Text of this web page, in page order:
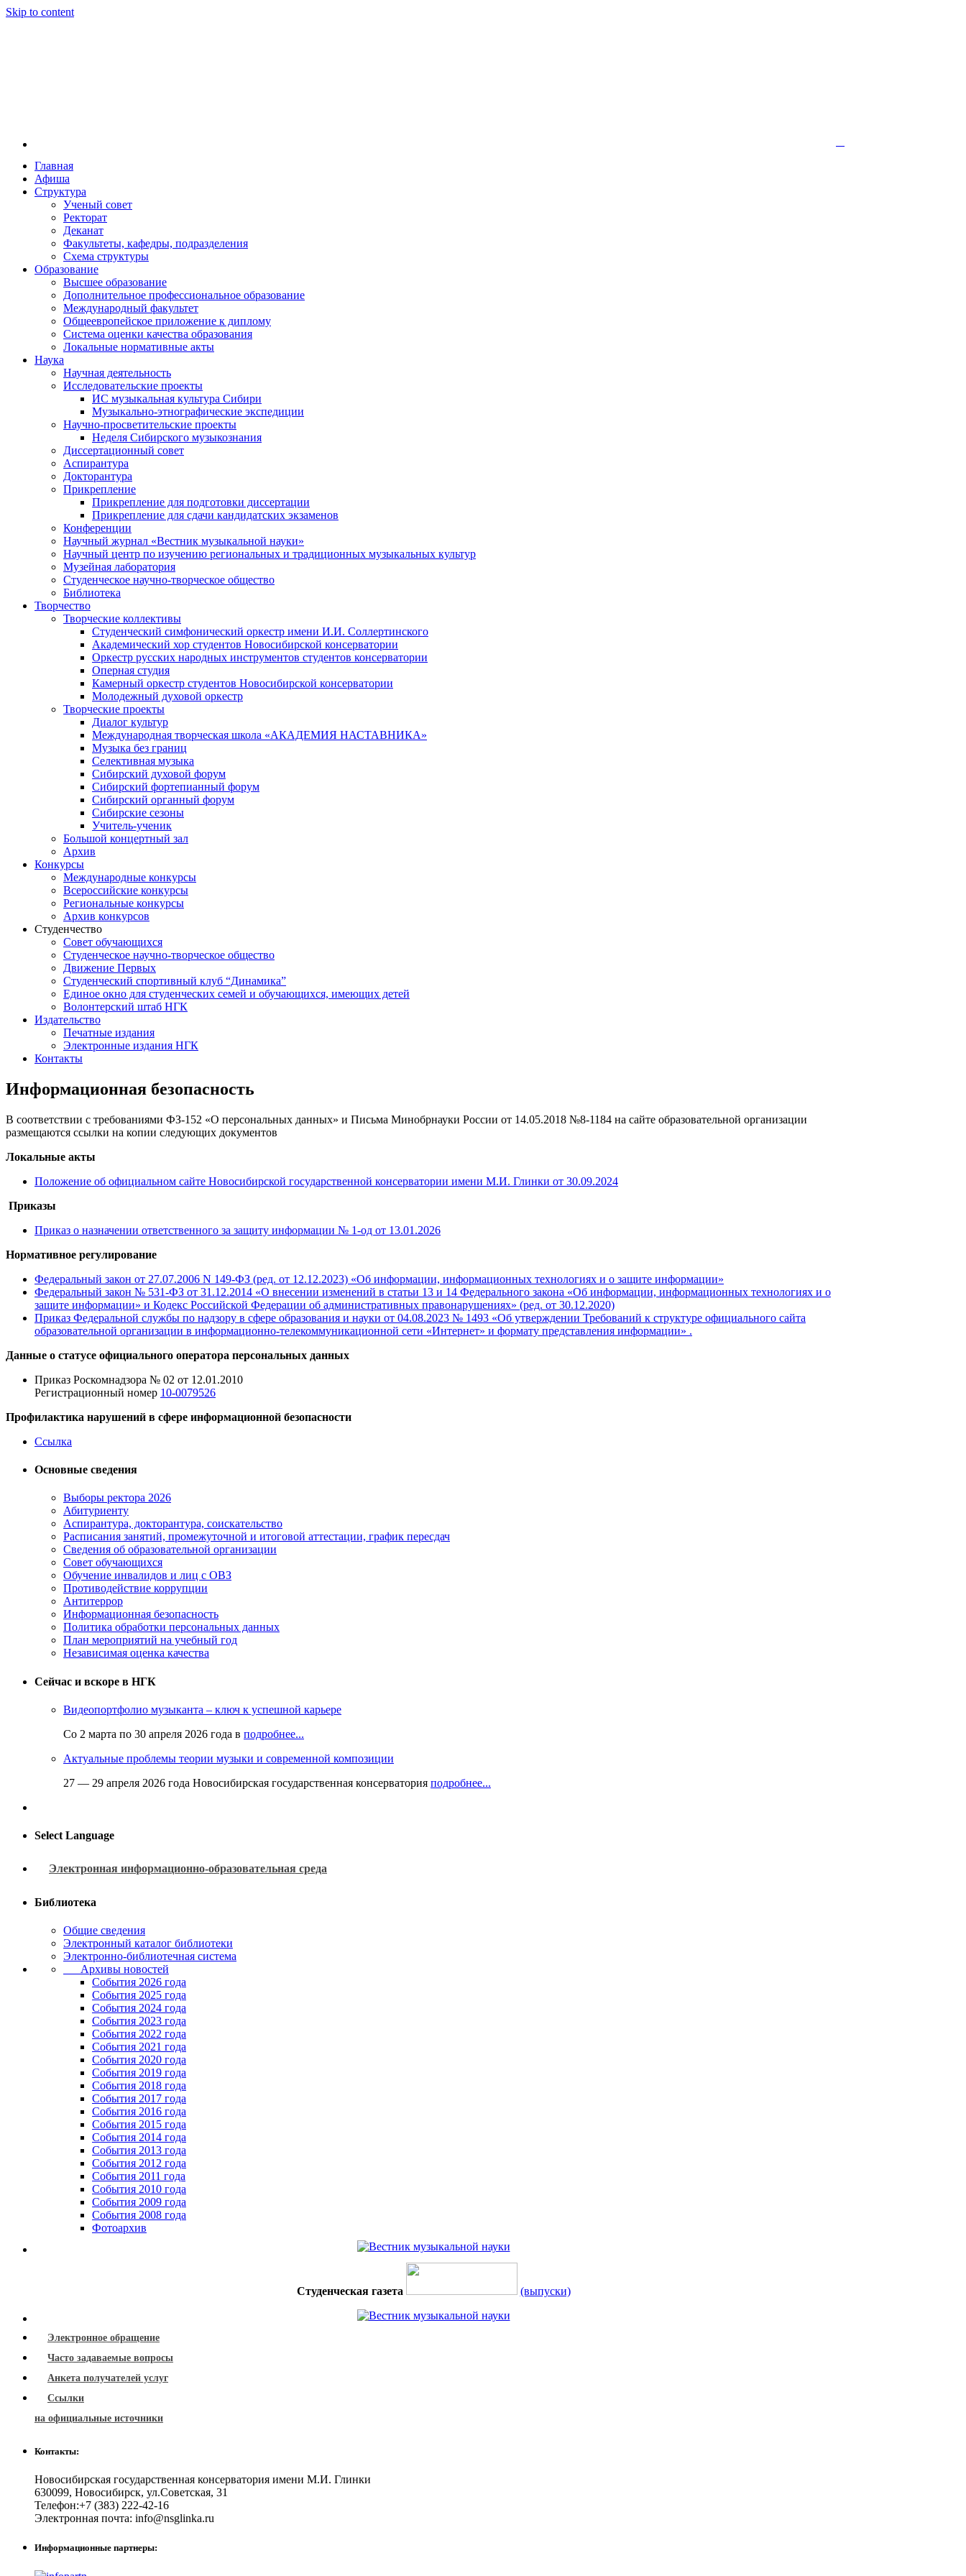
Skip to content
Новосибирская государственная консерватория имени М. И. Глинки
Новосибирская государственная консерватория имени М. И. Глинки — высшее музыкальное учебное заведение в Новосибирске. Основанная в 1956
году распоряжением совмина РСФСР и указом министерства культуры РСФСР, консерватория стала первым музыкальным высшим учебным
заведением в Сибири[2] и до сих пор остаётся единственным за пределами европейской части России[3]. С 1957 года она носит имя Михаила Ивановича
Глинки.
Главная
Афиша
Структура
Ученый совет
Ректорат
Деканат
Факультеты, кафедры, подразделения
Схема структуры
Образование
Высшее образование
Дополнительное профессиональное образование
Международный факультет
Общеевропейское приложение к диплому
Система оценки качества образования
Локальные нормативные акты
Наука
Научная деятельность
Исследовательские проекты
ИС музыкальная культура Сибири
Музыкально-этнографические экспедиции
Научно-просветительские проекты
Неделя Сибирского музыкознания
Диссертационный совет
Аспирантура
Докторантура
Прикрепление
Прикрепление для подготовки диссертации
Прикрепление для сдачи кандидатских экзаменов
Конференции
Научный журнал «Вестник музыкальной науки»
Научный центр по изучению региональных и традиционных музыкальных культур
Музейная лаборатория
Студенческое научно-творческое общество
Библиотека
Творчество
Творческие коллективы
Студенческий симфонический оркестр имени И.И. Соллертинского
Академический хор студентов Новосибирской консерватории
Оркестр русских народных инструментов студентов консерватории
Оперная студия
Камерный оркестр студентов Новосибирской консерватории
Молодежный духовой оркестр
Творческие проекты
Диалог культур
Международная творческая школа «АКАДЕМИЯ НАСТАВНИКА»
Музыка без границ
Селективная музыка
Сибирский духовой форум
Сибирский фортепианный форум
Сибирский органный форум
Сибирские сезоны
Учитель-ученик
Большой концертный зал
Архив
Конкурсы
Международные конкурсы
Всероссийские конкурсы
Региональные конкурсы
Архив конкурсов
Студенчество
Совет обучающихся
Студенческое научно-творческое общество
Движение Первых
Студенческий спортивный клуб “Динамика”
Единое окно для студенческих семей и обучающихся, имеющих детей
Волонтерский штаб НГК
Издательство
Печатные издания
Электронные издания НГК
Контакты
Информационная безопасность
В соответствии с требованиями ФЗ-152 «О персональных данных» и Письма Минобрнауки России от 14.05.2018 №8-1184 на сайте образовательной организации
размещаются ссылки на копии следующих документов
Локальные акты
Положение об официальном сайте Новосибирской государственной консерватории имени М.И. Глинки от 30.09.2024
Приказы
Приказ о назначении ответственного за защиту информации № 1-од от 13.01.2026
Нормативное регулирование
Федеральный закон от 27.07.2006 N 149-ФЗ (ред. от 12.12.2023) «Об информации, информационных технологиях и о защите информации»
Федеральный закон № 531-ФЗ от 31.12.2014 «О внесении изменений в статьи 13 и 14 Федерального закона «Об информации, информационных технологиях и о
защите информации» и Кодекс Российской Федерации об административных правонарушениях» (ред. от 30.12.2020)
Приказ Федеральной службы по надзору в сфере образования и науки от 04.08.2023 № 1493 «Об утверждении Требований к структуре официального сайта
образовательной организации в информационно-телекоммуникационной сети «Интернет» и формату представления информации» .
Данные о статусе официального оператора персональных данных
Приказ Роскомнадзора № 02 от 12.01.2010
Регистрационный номер 10-0079526
Профилактика нарушений в сфере информационной безопасности
Ссылка
Основные сведения
Выборы ректора 2026
Абитуриенту
Аспирантура, докторантура, соискательство
Расписания занятий, промежуточной и итоговой аттестации, график пересдач
Сведения об образовательной организации
Совет обучающихся
Обучение инвалидов и лиц с ОВЗ
Противодействие коррупции
Антитеррор
Информационная безопасность
Политика обработки персональных данных
План мероприятий на учебный год
Независимая оценка качества
Сейчас и вскоре в НГК
Видеопортфолио музыканта – ключ к успешной карьере
Со 2 марта по 30 апреля 2026 года в подробнее...
Актуальные проблемы теории музыки и современной композиции
27 — 29 апреля 2026 года Новосибирская государственная консерватория подробнее...
Select Language
Электронная информационно-образовательная среда
Библиотека
Общие сведения
Электронный каталог библиотеки
Электронно-библиотечная система
Архивы новостей
Cобытия 2026 года
События 2025 года
События 2024 года
События 2023 года
Cобытия 2022 года
Cобытия 2021 года
События 2020 года
События 2019 года
События 2018 года
События 2017 года
События 2016 года
События 2015 года
События 2014 года
События 2013 года
События 2012 года
События 2011 года
События 2010 года
События 2009 года
События 2008 года
Фотоархив
Студенческая газета (выпуски)
Электронное обращение
Часто задаваемые вопросы
Анкета получателей услуг
Ссылки
на официальные источники
Контакты:
Новосибирская государственная консерватория имени М.И. Глинки
630099, Новосибирск, ул.Советская, 31
Телефон:+7 (383) 222-42-16
Электронная почта: info@nsglinka.ru
Информационные партнеры: